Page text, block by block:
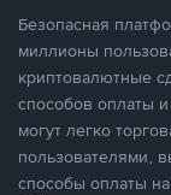
Безопасная
миллионы
криптовалютные
способов оплаты
могут легко
пользователями,
способы оплаты